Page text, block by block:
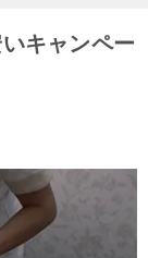
キャンペー